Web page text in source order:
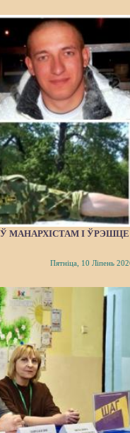
МАНАРХІСТАМ І ЎРЭШЦЕ
Пятніца, 10 Ліпень